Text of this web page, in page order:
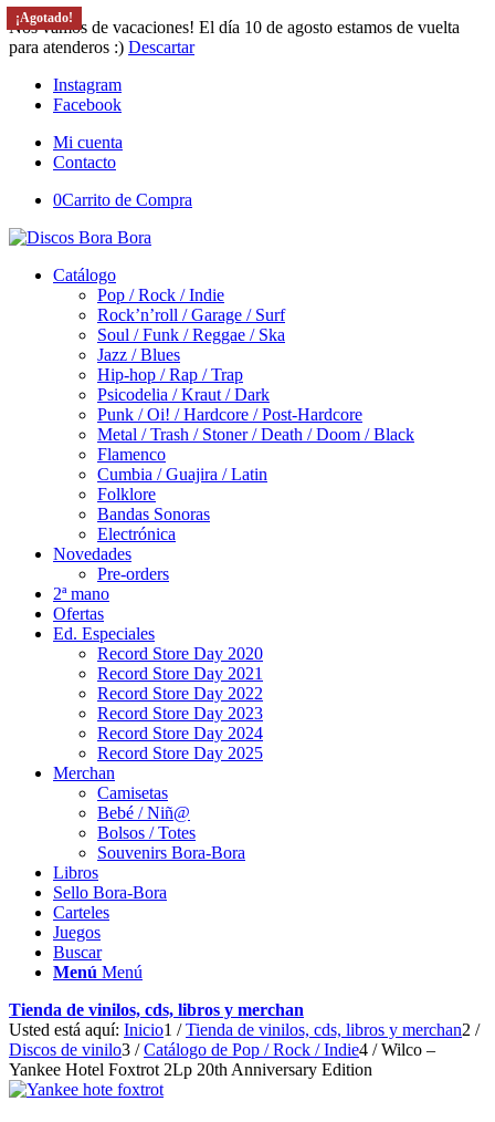
Nos vamos de vacaciones! El día 10 de agosto estamos de vuelta
para atenderos :) Descartar
Instagram
Facebook
Mi cuenta
Contacto
0Carrito de Compra
Catálogo
Pop / Rock / Indie
Rock’n’roll / Garage / Surf
Soul / Funk / Reggae / Ska
Jazz / Blues
Hip-hop / Rap / Trap
Psicodelia / Kraut / Dark
Punk / Oi! / Hardcore / Post-Hardcore
Metal / Trash / Stoner / Death / Doom / Black
Flamenco
Cumbia / Guajira / Latin
Folklore
Bandas Sonoras
Electrónica
Novedades
Pre-orders
2ª mano
Ofertas
Ed. Especiales
Record Store Day 2020
Record Store Day 2021
Record Store Day 2022
Record Store Day 2023
Record Store Day 2024
Record Store Day 2025
Merchan
Camisetas
Bebé / Niñ@
Bolsos / Totes
Souvenirs Bora-Bora
Libros
Sello Bora-Bora
Carteles
Juegos
Buscar
Menú Menú
Tienda de vinilos, cds, libros y merchan
Usted está aquí: Inicio1 / Tienda de vinilos, cds, libros y merchan2 /
Discos de vinilo3 / Catálogo de Pop / Rock / Indie4 / Wilco –
Yankee Hotel Foxtrot 2Lp 20th Anniversary Edition
¡Agotado!
¡Agotado!
¡Agotado!
¡Agotado!
¡Agotado!